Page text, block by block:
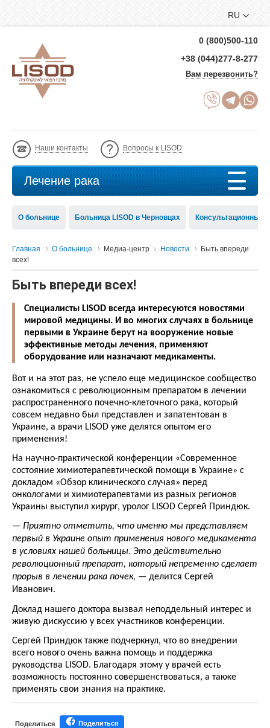
RU
0 (800)500-110
+38 (044)277-8-277
Вам перезвонить?
Наши контакты Вопросы к LISOD
Лечение рака
О больнице Больница LISOD в Черновцах Консультационный
Главная О больнице Медиа-центр Новости
Быть впереди
всех!
Быть впереди всех!
Специалисты LISOD всегда интересуются новостями
мировой медицины. И во многих случаях в больнице
первыми в Украине берут на вооружение новые
эффективные методы лечения, применяют
оборудование или назначают медикаменты.
Вот и на этот раз, не успело еще медицинское сообщество
ознакомиться с революционным препаратом в лечении
распространенного почечно-клеточного рака, который
совсем недавно был представлен и запатентован в
Украине, а врачи LISOD уже делятся опытом его
применения!
На научно-практической конференции «Современное
состояние химиотерапевтической помощи в Украине» с
докладом «Обзор клинического случая» перед
онкологами и химиотерапевтами из разных регионов
Украины выступил хирург, уролог LISOD Сергей Приндюк.
— Приятно отметить, что именно мы представляем
первый в Украине опыт применения нового медикамента
в условиях нашей больницы. Это действительно
революционный препарат, который непременно сделает
прорыв в лечении рака почек, — делится Сергей
Иванович.
Доклад нашего доктора вызвал неподдельный интерес и
живую дискуссию у всех участников конференции.
Сергей Приндюк также подчеркнул, что во внедрении
всего нового очень важна помощь и поддержка
руководства LISOD. Благодаря этому у врачей есть
возможность постоянно совершенствоваться, а также
применять свои знания на практике.
Поделиться Поделиться